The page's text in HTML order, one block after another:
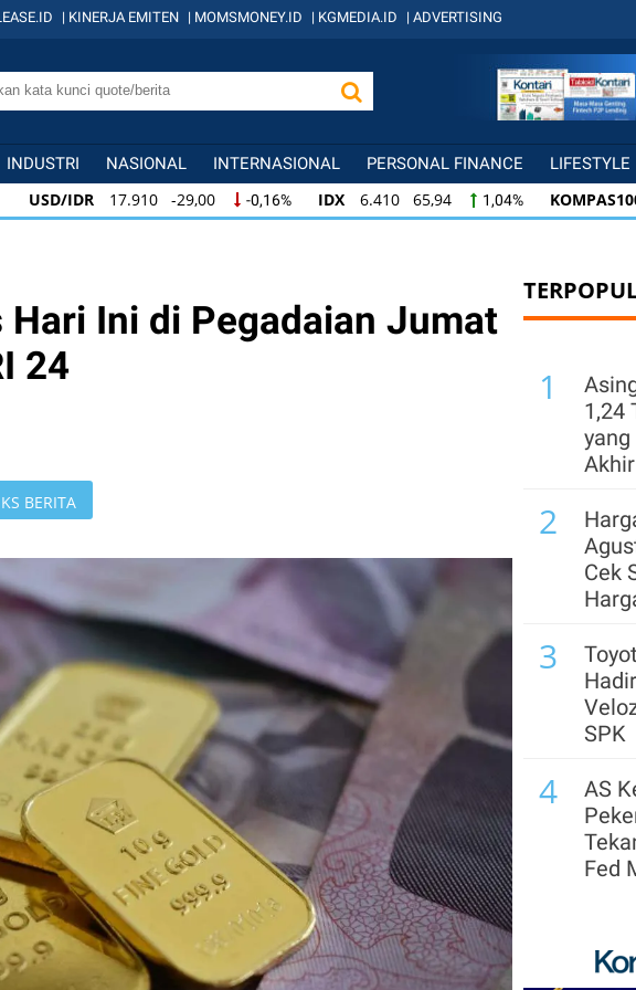
| KINERJA EMITEN | MOMSMONEY.ID | KGMEDIA.ID | ADVERTISING
INDUSTRI NASIONAL INTERNASIONAL PERSONAL FINANCE LIFESTYLE
IDR 17.910 -29,00 -0,16% IDX 6.410 65,94 1,04% KOMPAS100
IDR 17.910 -29,00 -0,16% IDX 6.410 65,94 1,04% KOMPAS100 845
Hari Ini di Pegadaian Jumat
24
BERITA
1
1,24
yang
2
Cek
3
SPK
4
AS
Fed